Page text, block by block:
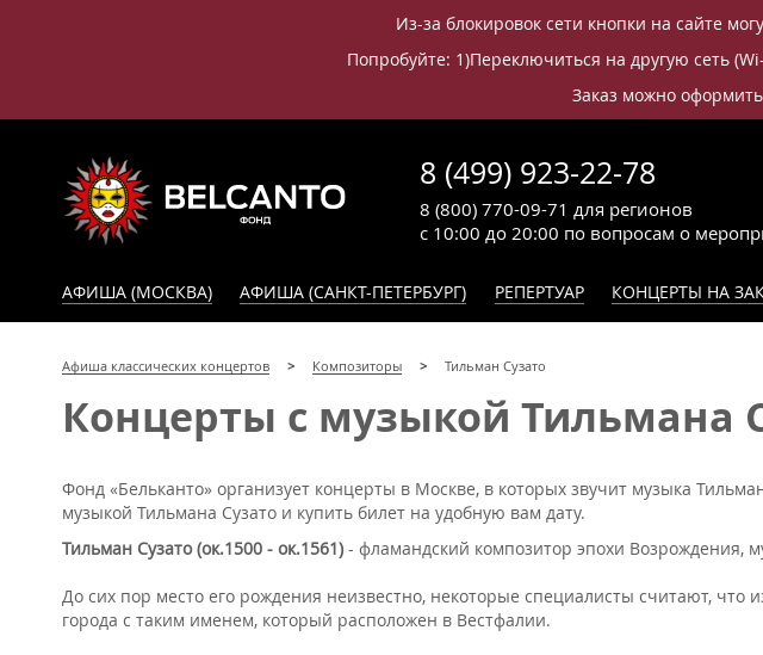
Из-за блокировок сети кнопки на сайте
Попробуйте: 1)Переключиться на другую сеть
Заказ можно
8 (499) 923-22-78
с 10:00 до 20:00 по вопросам о
8 (800) 770-09-71 для регионов
АФИША (МОСКВА) АФИША (САНКТ-ПЕТЕРБУРГ) РЕПЕРТУАР КОНЦЕРТЫ НА
Афиша классических концертов Композиторы Тильман Сузато
Концерты с музыкой Тильмана
Фонд «Бельканто» организует концерты в Москве, в которых звучит музыка
музыкой Тильмана Сузато и купить билет на удобную вам дату.
Тильман Сузато (ок.1500 - ок.1561) - фламандский композитор эпохи Возрождения,
До сих пор место его рождения неизвестно, некоторые специалисты считают, что
города с таким именем, который расположен в Вестфалии.